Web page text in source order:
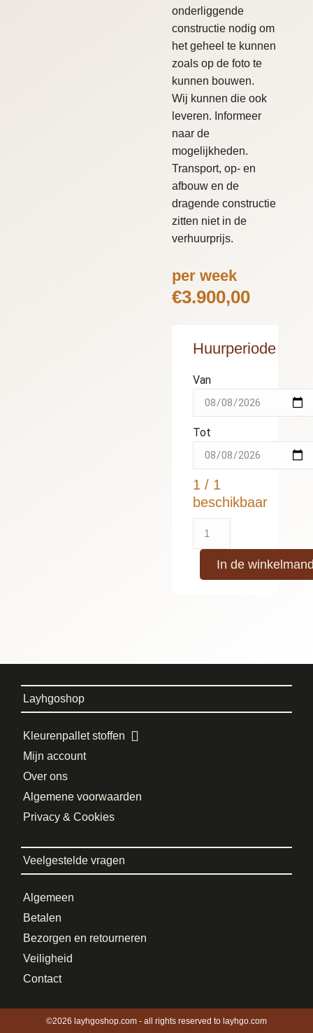
onderliggende
constructie nodig om
het geheel te kunnen
zoals op de foto te
kunnen bouwen.
Wij kunnen die ook
leveren. Informeer
naar de
mogelijkheden.
Transport, op- en
afbouw en de
dragende constructie
zitten niet in de
verhuurprijs.
per week
€3.900,00
Huurperiode
Van
Tot
1 / 1
beschikbaar
In de
Layhgoshop
Kleurenpallet stoffen
Mijn account
Over ons
Algemene voorwaarden
Privacy & Cookies
Veelgestelde vragen
Algemeen
Betalen
Bezorgen en retourneren
Veiligheid
Contact
©2026 layhgoshop.com - all rights reserved to layhgo.com